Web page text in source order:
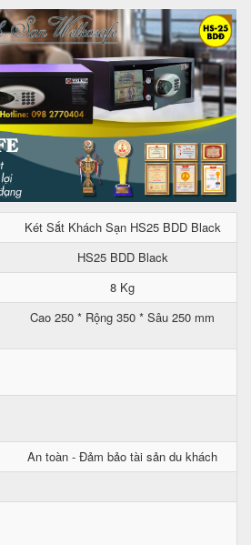
Két Sắt Khách Sạn HS25 BDD Black
HS25 BDD Black
8 Kg
Cao 250 * Rộng 350 * Sâu 250 mm
An toàn - Đảm bảo tài sản du khách